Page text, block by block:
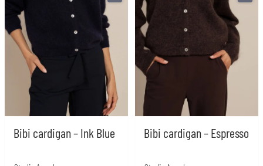
Bibi cardigan – Ink Blue Bibi cardigan – Espresso